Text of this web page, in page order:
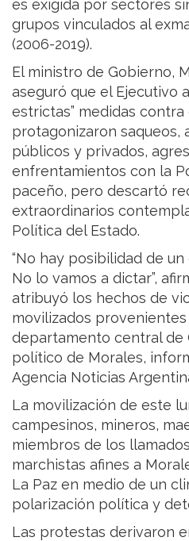
es exigida por sectores
grupos vinculados al
(2006-2019).
El ministro de Gobierno,
aseguró que el Ejecutivo
estrictas” medidas contra
protagonizaron saqueos,
públicos y privados,
enfrentamientos con la
paceño, pero descartó
extraordinarios
Política del Estado.
“No hay posibilidad de
No lo vamos a dictar”,
atribuyó los hechos de
movilizados
departamento central de
político de Morales,
Agencia Noticias
La movilización de este
campesinos, mineros,
miembros de los
marchistas afines a
La Paz en medio de un
polarización política y
Las protestas derivaron